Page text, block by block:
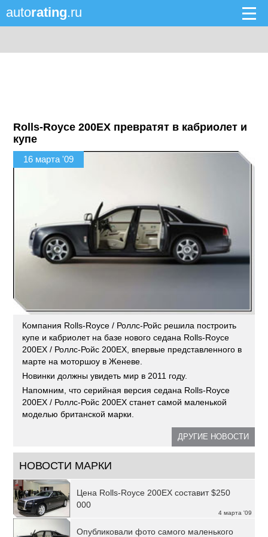
autorating.ru
Rolls-Royce 200EX превратят в кабриолет и
купе
16 марта '09
Компания Rolls-Royce / Роллс-Ройс решила построить
купе и кабриолет на базе нового седана Rolls-Royce
200EX / Роллс-Ройс 200ЕХ, впервые представленного в
марте на моторшоу в Женеве.
Новинки должны увидеть мир в 2011 году.
Напомним, что серийная версия седана Rolls-Royce
200EX / Роллс-Ройс 200ЕХ станет самой маленькой
моделью британской марки.
ДРУГИЕ НОВОСТИ
НОВОСТИ МАРКИ
4 марта '09
Цена Rolls-Royce 200EX составит $250
000
Опубликовали фото самого маленького